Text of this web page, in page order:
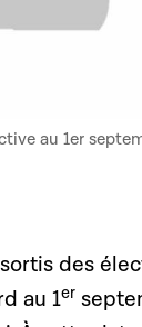
au 1er
des
au 1er